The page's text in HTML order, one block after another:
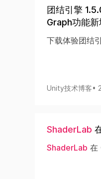
团结引擎
Graph功能
下载体验团结
Unity技术博客•
ShaderLab
ShaderLab 在